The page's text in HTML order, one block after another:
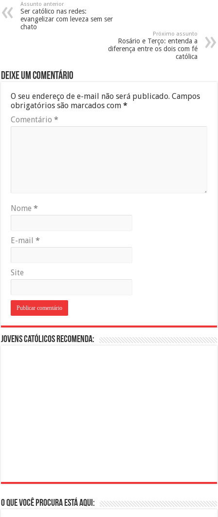
Assunto anterior
Ser católico nas redes:
evangelizar com leveza sem ser
chato
Próximo assunto
Rosário e Terço: entenda a
diferença entre os dois com fé
católica
Deixe um comentário
O seu endereço de e-mail não será publicado. Campos
obrigatórios são marcados com*
Comentário*
Nome*
E-mail*
Site
Jovens Católicos Recomenda:
O que você procura está aqui: